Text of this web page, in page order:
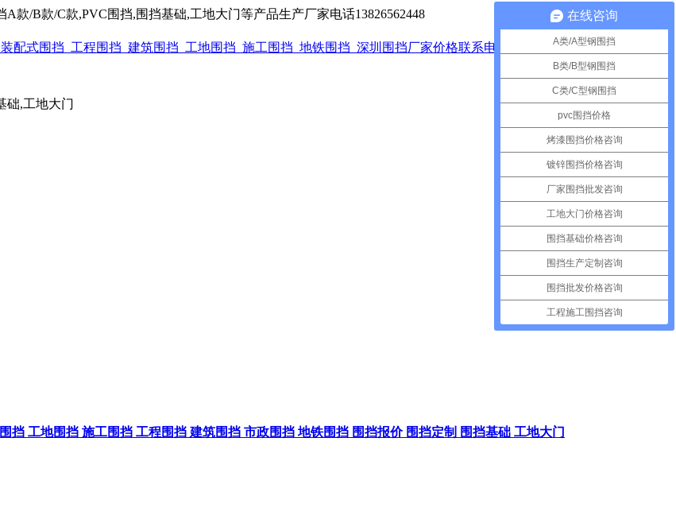
A款/B款/C款,PVC围挡,围挡基础,工地大门等产品生产厂家电话13826562448
础,工地大门
挡 工地围挡 施工围挡 工程围挡 建筑围挡 市政围挡 地铁围挡 围挡报价 围挡定制 围挡基础 工地大门
在线咨询
A类/A型钢围挡
B类/B型钢围挡
C类/C型钢围挡
pvc围挡价格
烤漆围挡价格咨询
镀锌围挡价格咨询
厂家围挡批发咨询
工地大门价格咨询
围挡基础价格咨询
围挡生产定制咨询
围挡批发价格咨询
工程施工围挡咨询